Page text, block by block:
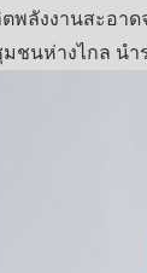
ตพลังงานสะอ
ชนห่างไกล นำ